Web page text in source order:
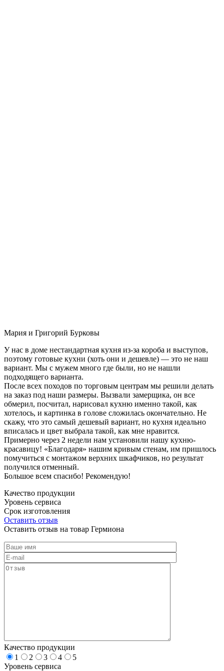
Мария и Григорий Бурковы
У нас в доме нестандартная кухня из-за короба и выступов,
поэтому готовые кухни (хоть они и дешевле) — это не наш
вариант. Мы с мужем много где были, но не нашли
подходящего варианта.
После всех походов по торговым центрам мы решили делать
на заказ под наши размеры. Вызвали замерщика, он все
обмерил, посчитал, нарисовал кухню именно такой, как
хотелось, и картинка в голове сложилась окончательно. Не
скажу, что это самый дешевый вариант, но кухня идеально
вписалась и цвет выбрала такой, как мне нравится.
Примерно через 2 недели нам установили нашу кухню-
красавицу! «Благодаря» нашим кривым стенам, им пришлось
помучиться с монтажом верхних шкафчиков, но результат
получился отменный.
Большое всем спасибо! Рекомендую!
Качество продукции
Уровень сервиса
Срок изготовления
Оставить отзыв
Оставить отзыв на товар Гермиона
Качество продукции
1
2 3 4
5
Уровень сервиса